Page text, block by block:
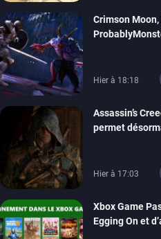
Crimson
Hier à 18:18
Assassin’s
permet
Hier à 17:03
Xbox Game
Egging On et